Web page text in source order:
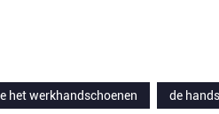
het werkhandschoenen
de